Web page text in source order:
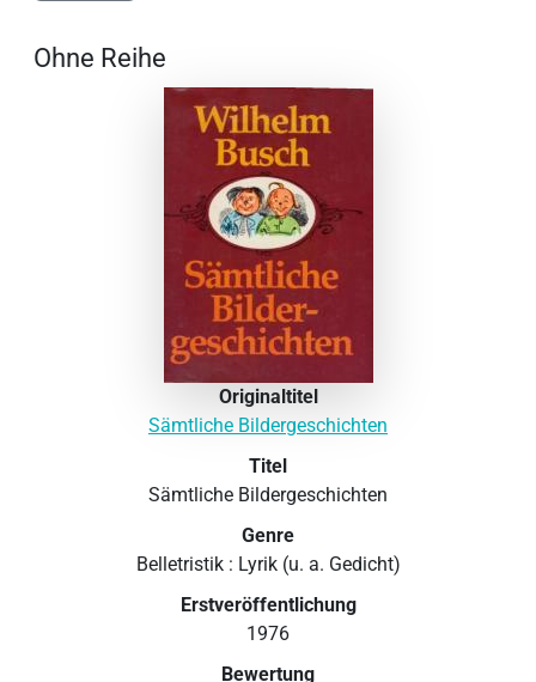
Ohne Reihe
Originaltitel
Sämtliche Bildergeschichten
Titel
Sämtliche Bildergeschichten
Genre
Belletristik : Lyrik (u. a. Gedicht)
Erstveröffentlichung
1976
Bewertung